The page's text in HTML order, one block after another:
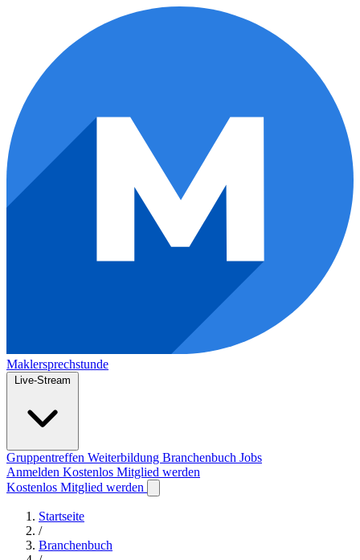
Maklersprechstunde
Live-Stream
Gruppentreffen Weiterbildung Branchenbuch Jobs
Anmelden Kostenlos Mitglied werden
Kostenlos Mitglied werden
Startseite
/
Branchenbuch